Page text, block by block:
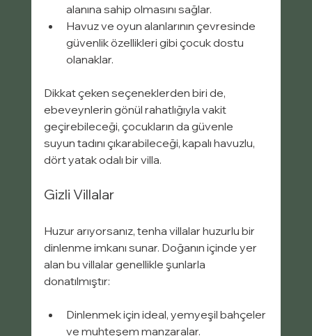
alanına sahip olmasını sağlar.
Havuz ve oyun alanlarının çevresinde
güvenlik özellikleri gibi çocuk dostu
olanaklar.
Dikkat çeken seçeneklerden biri de,
ebeveynlerin gönül rahatlığıyla vakit
geçirebileceği, çocukların da güvenle
suyun tadını çıkarabileceği, kapalı havuzlu,
dört yatak odalı bir villa.
Gizli Villalar
Huzur arıyorsanız, tenha villalar huzurlu bir
dinlenme imkanı sunar. Doğanın içinde yer
alan bu villalar genellikle şunlarla
donatılmıştır:
Dinlenmek için ideal, yemyeşil bahçeler
ve muhteşem manzaralar.